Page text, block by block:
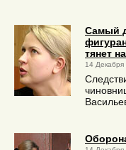
Самый
тянет
14